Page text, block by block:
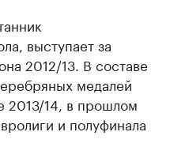
выступает за
2012/13. В составе
медалей
2013/14, в прошлом
и полуфинала